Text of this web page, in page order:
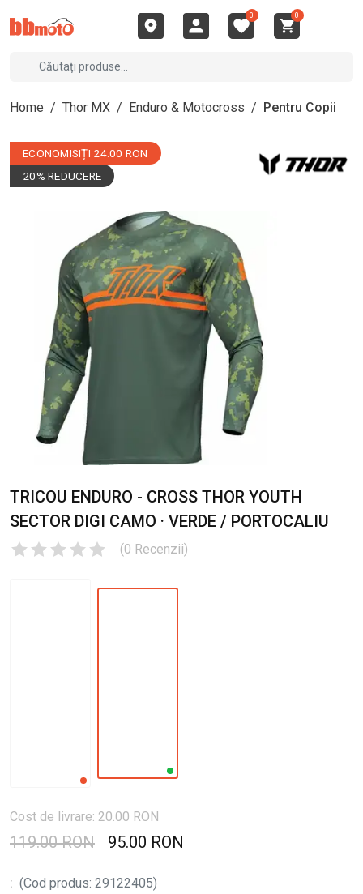
0 0
Home / Thor MX / Enduro & Motocross / Pentru Copii
ECONOMISIȚI 24.00 RON
20% REDUCERE
TRICOU ENDURO - CROSS THOR YOUTH
SECTOR DIGI CAMO · VERDE / PORTOCALIU
(0 Recenzii)
Cost de livrare: 20.00 RON
119.00 RON 95.00 RON
: (Cod produs: 29122405)